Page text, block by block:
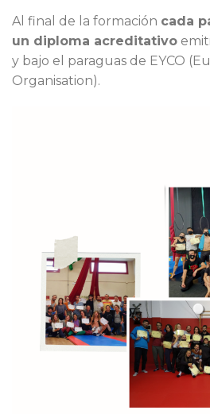
Al final de la formación cada
un diploma acreditativo
y bajo el paraguas de EYCO
Organisation).